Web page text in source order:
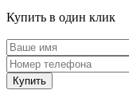
Купить в один клик
Купить